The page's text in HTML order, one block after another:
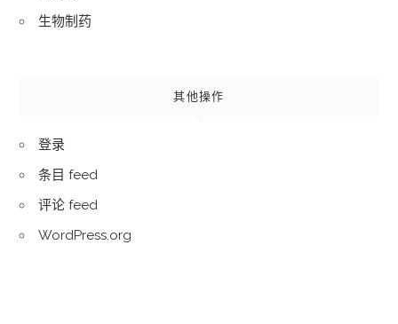
生物制药
其他操作
登录
条目 feed
评论 feed
WordPress.org